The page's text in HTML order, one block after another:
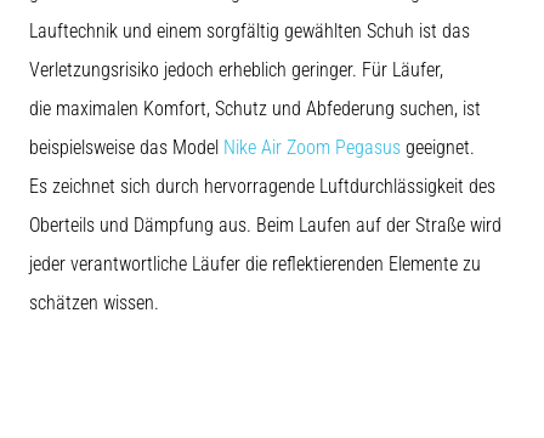
Alle
Artikel
Lauftechnik und einem sorgfältig gewählten Schuh ist das
Verletzungsrisiko jedoch erheblich geringer. Für Läufer,
die maximalen Komfort, Schutz und Abfederung suchen, ist
beispielsweise das Model Nike Air Zoom Pegasus geeignet.
Es zeichnet sich durch hervorragende Luftdurchlässigkeit des
Oberteils und Dämpfung aus. Beim Laufen auf der Straße wird
jeder verantwortliche Läufer die reflektierenden Elemente zu
schätzen wissen.